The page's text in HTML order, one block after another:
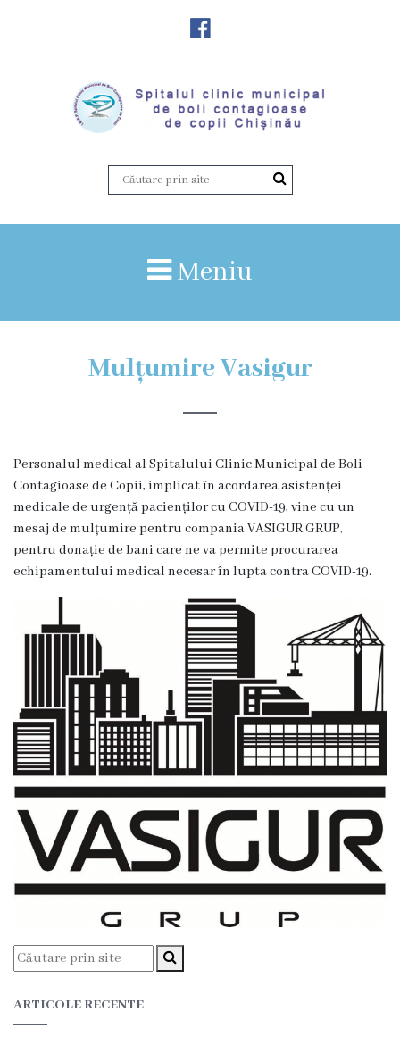
instituției
Vicedirector
Locuri
vacante
Calitate
succes
Secții
Unitatea
primiri
urgente
nr.
Meniu
Mulțumire Vasigur
Personalul medical al Spitalului Clinic Municipal de Boli
Contagioase de Copii, implicat în acordarea asistenței
medicale de urgență pacienților cu COVID-19, vine cu un
mesaj de mulțumire pentru compania VASIGUR GRUP,
pentru donație de bani care ne va permite procurarea
echipamentului medical necesar în lupta contra COVID-19.
ARTICOLE RECENTE